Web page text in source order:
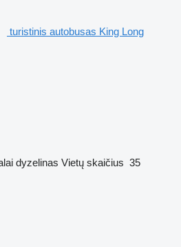
turistinis autobusas King Long
dyzelinas Vietų skaičius 35